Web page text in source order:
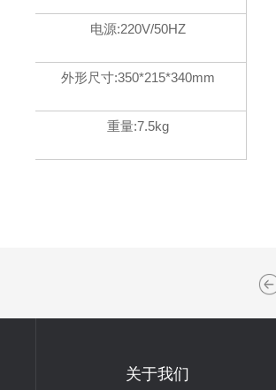
电源:220V/50HZ
外形尺寸:350*215*340mm
重量:7.5kg
关于我们